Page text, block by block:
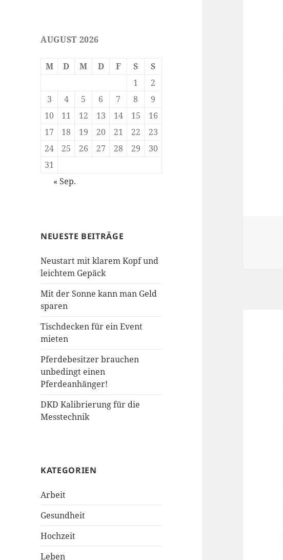
AUGUST 2026
M D M D F S
S
1
2
3
4 5 6 7 8
9
10
11 12 13 14 15
16
17
18 19 20 21 22
23
24
25 26 27 28 29
30
31
« Sep.
NEUESTE BEITRÄGE
Neustart mit klarem Kopf und
leichtem Gepäck
Mit der Sonne kann man Geld
sparen
Tischdecken für ein Event
mieten
Pferdebesitzer brauchen
unbedingt einen
Pferdeanhänger!
DKD Kalibrierung für die
Messtechnik
KATEGORIEN
Arbeit
Gesundheit
Hochzeit
Leben